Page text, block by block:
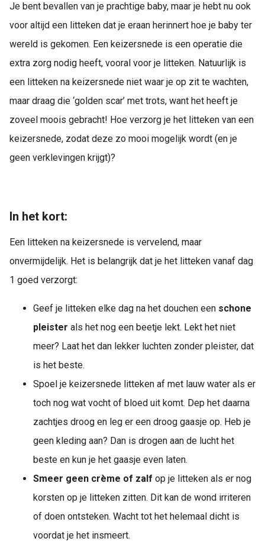
Je bent bevallen van je prachtige baby, maar je hebt nu ook
voor altijd een litteken dat je eraan herinnert hoe je baby ter
wereld is gekomen. Een keizersnede is een operatie die
extra zorg nodig heeft, vooral voor je litteken. Natuurlijk is
een litteken na keizersnede niet waar je op zit te wachten,
maar draag die ‘golden scar’ met trots, want het heeft je
zoveel moois gebracht! Hoe verzorg je het litteken van een
keizersnede, zodat deze zo mooi mogelijk wordt (en je
geen verklevingen krijgt)?
In het kort:
Een litteken na keizersnede is vervelend, maar
onvermijdelijk. Het is belangrijk dat je het litteken vanaf dag
1 goed verzorgt:
Geef je litteken elke dag na het douchen een schone
pleister als het nog een beetje lekt. Lekt het niet
meer? Laat het dan lekker luchten zonder pleister, dat
is het beste.
Spoel je keizersnede litteken af met lauw water als er
toch nog wat vocht of bloed uit komt. Dep het daarna
zachtjes droog en leg er een droog gaasje op. Heb je
geen kleding aan? Dan is drogen aan de lucht het
beste en kun je het gaasje even laten.
Smeer geen crème of zalf op je litteken als er nog
korsten op je litteken zitten. Dit kan de wond irriteren
of doen ontsteken. Wacht tot het helemaal dicht is
voordat je het insmeert.